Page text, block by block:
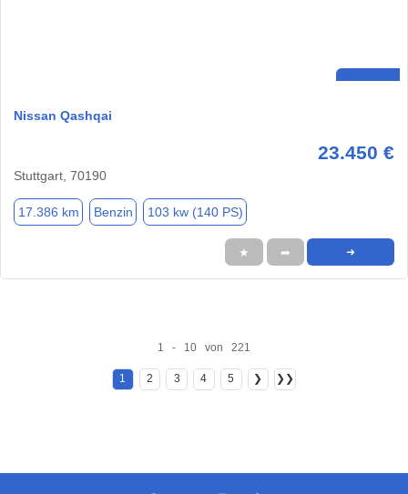
Nissan Qashqai
23.450 €
Stuttgart, 70190
17.386 km Benzin 103 kw (140 PS)
★ ➦ ➜
1 - 10 von 221
1 2 3 4 5 ❯ ❯❯